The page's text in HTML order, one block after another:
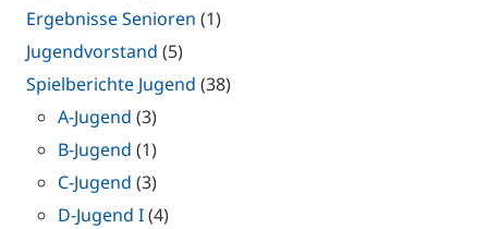
Ergebnisse Senioren (1)
Jugendvorstand (5)
Spielberichte Jugend (38)
A-Jugend (3)
B-Jugend (1)
C-Jugend (3)
D-Jugend I(4)